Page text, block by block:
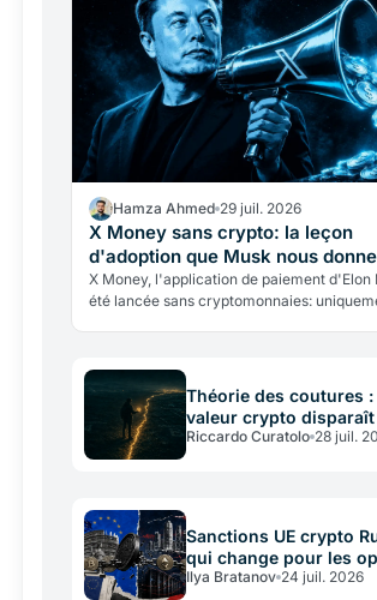
Hamza Ahmed 29 juil. 2026
X Money sans crypto: la leçon
d'adoption que Musk nous donne
X Money, l'application de paiement d'Elon
été lancée sans cryptomonnaies:
Théorie des coutures
valeur crypto
Riccardo Curatolo 28 juil.
Sanctions UE crypto
qui change pour les
Ilya Bratanov 24 juil. 2026